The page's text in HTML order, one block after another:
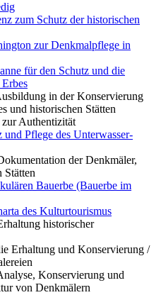
zum Schutz der historischen
zur Denkmalpflege in
für den Schutz und die
in der Konservierung
und historischen Stätten
Authentizität
Pflege des Unterwasser-
der Denkmäler,
Stätten
Bauerbe (Bauerbe im
des Kulturtourismus
historischer
Erhaltung und Konservierung /
Konservierung und
von Denkmälern